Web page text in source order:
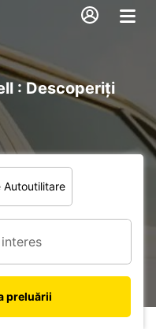
: Descoperiți
Autoutilitare
preluării